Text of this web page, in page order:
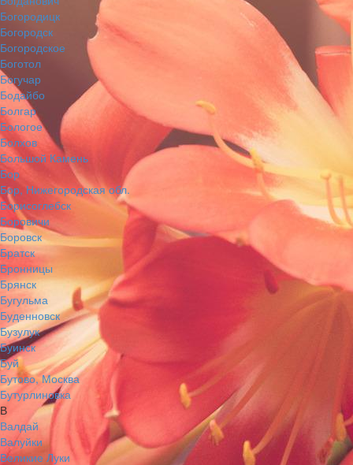
Богородицк
Богородск
Богородское
Боготол
Богучар
Бодайбо
Болгар
Бологое
Болхов
Большой Камень
Бор
Бор, Нижегородская обл.
Борисоглебск
Боровичи
Боровск
Братск
Бронницы
Брянск
Бугульма
Буденновск
Бузулук
Буинск
Буй
Бутово, Москва
Бутурлиновка
В
Валдай
Валуйки
Великие Луки